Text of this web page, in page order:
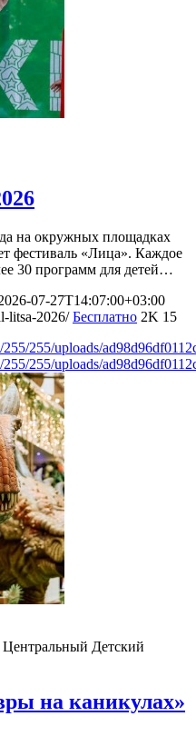
на окружных площадках
фестиваль «Лица». Каждое
30 программ для детей…
07-27T14:07:00+03:00
litsa-2026/ Бесплатно 2K 15
255/uploads/
255/uploads/
Центральный Детский
на каникулах»